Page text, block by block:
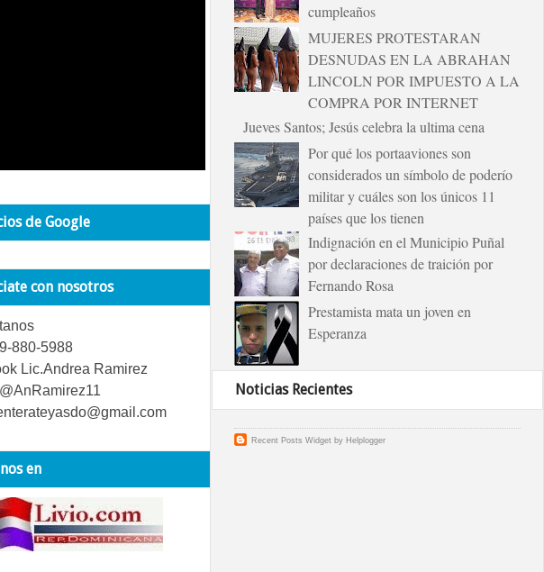
de Google
con nosotros
880-5988
Lic.Andrea Ramirez
en
cumpleaños
MUJERES PROTESTARAN
DESNUDAS EN LA ABRAHAN
LINCOLN POR IMPUESTO A LA
COMPRA POR INTERNET
Jueves Santos; Jesús celebra la ultima cena
Por qué los portaaviones son
considerados un símbolo de poderío
militar y cuáles son los únicos 11
países que los tienen
Indignación en el Municipio Puñal
por declaraciones de traición por
Fernando Rosa
Prestamista mata un joven en
Esperanza
Noticias Recientes
Recent Posts Widgetby Helplogger